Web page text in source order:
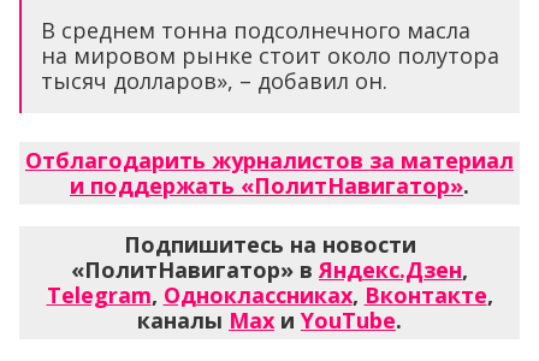
В среднем тонна подсолнечного масла
на мировом рынке стоит около полутора
тысяч долларов», – добавил он.
Отблагодарить журналистов за материал
и поддержать «ПолитНавигатор».
Подпишитесь на новости
«ПолитНавигатор» вЯндекс.Дзен,
Telegram, Одноклассниках, Вконтакте,
каналы Max и YouTube.